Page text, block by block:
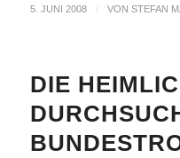
5. JUNI 2008 / VON STEFAN
DIE